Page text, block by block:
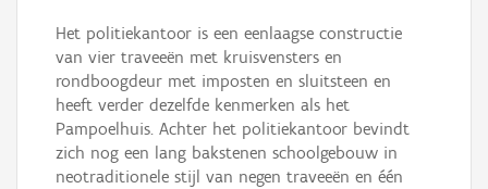
Het politiekantoor is een eenlaagse constructie
van vier traveeën met kruisvensters en
rondboogdeur met imposten en sluitsteen en
heeft verder dezelfde kenmerken als het
Pampoelhuis. Achter het politiekantoor bevindt
zich nog een lang bakstenen schoolgebouw in
neotraditionele stijl van negen traveeën en één